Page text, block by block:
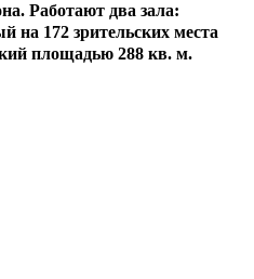
Работают два зала:
на 172 зрительских места
площадью 288 кв. м.